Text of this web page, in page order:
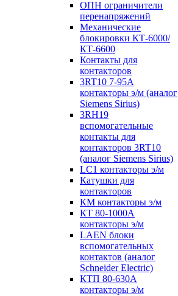
ОПН ограничители
перенапряжений
Механические
блокировки КТ-6000/
КТ-6600
Контакты для
контакторов
3RT10 7-95А
контакторы э/м (аналог
Siemens Sirius)
3RH19
вспомогательные
контакты для
контакторов 3RT10
(аналог Siemens Sirius)
LC1 контакторы э/м
Катушки для
контакторов
КМ контакторы э/м
КТ 80-1000А
контакторы э/м
LAEN блоки
вспомогательных
контактов (аналог
Schneider Electric)
КТП 80-630А
контакторы э/м